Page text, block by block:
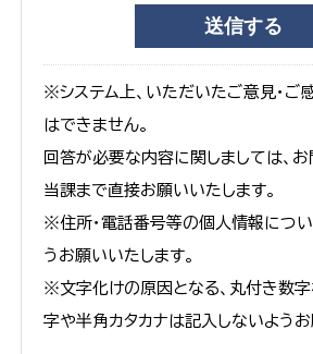
※システム上、いただいたご意見・ご
はできません。
回答が必要な内容に関しましては、
当課まで直接お願いいたします。
※住所・電話番号等の個人情報につ
うお願いいたします。
※文字化けの原因となる、丸付き数
字や半角カタカナは記入しないようお